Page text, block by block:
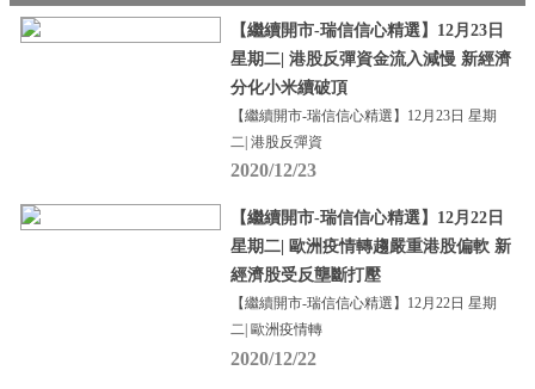
【繼續開市-瑞信信心精選】12月23日
星期二| 港股反彈資金流入減慢 新經濟
分化小米續破頂
【繼續開市-瑞信信心精選】12月23日 星期
二| 港股反彈資
2020/12/23
【繼續開市-瑞信信心精選】12月22日
星期二| 歐洲疫情轉趨嚴重港股偏軟 新
經濟股受反壟斷打壓
【繼續開市-瑞信信心精選】12月22日 星期
二| 歐洲疫情轉
2020/12/22